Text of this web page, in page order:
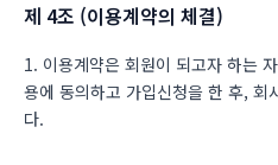
제 4조 (이용계약의 체결)
1. 이용계약은 회원이 되고자 하는
용에 동의하고 가입신청을 한 후, 회
다.